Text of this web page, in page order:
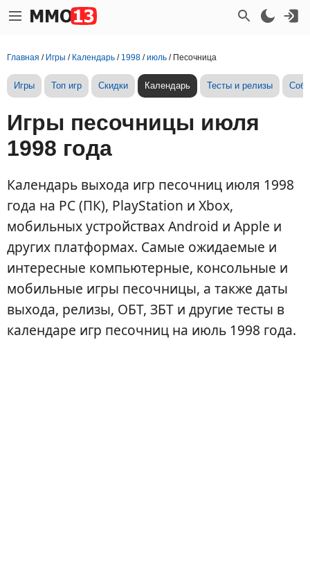
Главная / Игры / Календарь / 1998 /июль / Песочница
Игры Топ игр Скидки Календарь Тесты и релизы
Игры песочницы июля
1998 года
Календарь выхода игр песочниц июля 1998
года на PC (ПК), PlayStation и Xbox,
мобильных устройствах Android и Apple и
других платформах. Самые ожидаемые и
интересные компьютерные, консольные и
мобильные игры песочницы, а также даты
выхода, релизы, ОБТ, ЗБТ и другие тесты в
календаре игр песочниц на июль 1998 года.